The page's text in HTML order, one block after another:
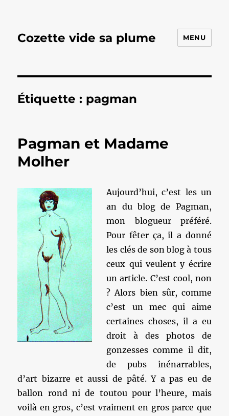
Cozette vide sa plume MENU
Étiquette : pagman
Pagman et Madame
Molher
Aujourd’hui, c’est les un
an du blog de Pagman,
mon blogueur préféré.
Pour fêter ça, il a donné
les clés de son blog à tous
ceux qui veulent y écrire
un article. C’est cool, non
? Alors bien sûr, comme
c’est un mec qui aime
certaines choses, il a eu
droit à des photos de
gonzesses comme il dit,
de pubs inénarrables,
d’art bizarre et aussi de pâté. Y a pas eu de
ballon rond ni de toutou pour l’heure, mais
voilà en gros, c’est vraiment en gros parce que